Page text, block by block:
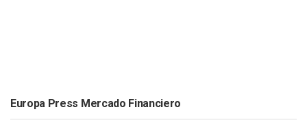
Europa Press Mercado Financiero